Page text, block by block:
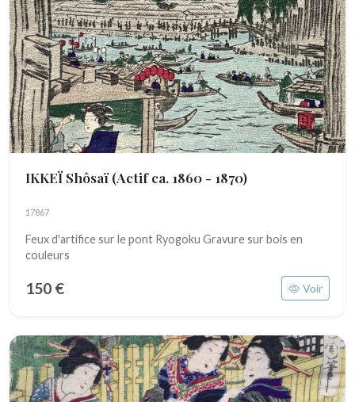
IKKEÏ Shôsaï(Actif ca. 1860 - 1870)
17867
Feux d'artifice sur le pont Ryogoku Gravure sur bois en
couleurs
150 € Voir